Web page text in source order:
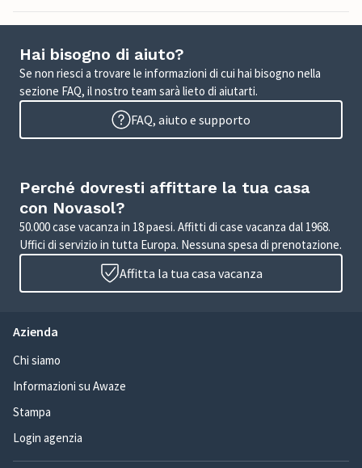
Hai bisogno di aiuto?
Se non riesci a trovare le informazioni di cui hai bisogno nella
sezione FAQ, il nostro team sarà lieto di aiutarti.
FAQ, aiuto e supporto
Perché dovresti affittare la tua casa
con Novasol?
50.000 case vacanza in 18 paesi. Affitti di case vacanza dal 1968.
Uffici di servizio in tutta Europa. Nessuna spesa di prenotazione.
Affitta la tua casa vacanza
Azienda
Chi siamo
Informazioni su Awaze
Stampa
Login agenzia